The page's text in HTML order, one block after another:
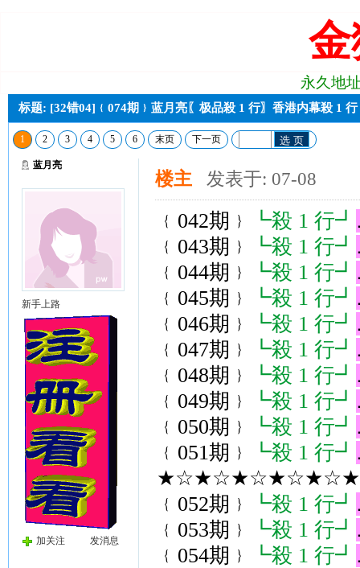
永久地
标题: [32错04]﹛074期﹜蓝月亮〖极品殺 1 行〗香港内幕殺 1
1 2 3 4 5 6 末页 下一页 选 页
蓝月亮
新手上路
加关注 发消息
楼主 发表于: 07-08
﹛042期﹜ ┗殺 1 行┛
﹛043期﹜
┗殺 1 行┛
﹛044期﹜
┗殺 1 行┛
﹛045期﹜
┗殺 1 行┛
﹛046期﹜
┗殺 1 行┛
﹛047期﹜
┗殺 1 行┛
﹛048期﹜
┗殺 1 行┛
﹛049期﹜
┗殺 1 行┛
﹛050期﹜
┗殺 1 行┛
﹛051期﹜
┗殺 1 行┛
﹛052期﹜
┗殺 1 行┛
﹛053期﹜
┗殺 1 行┛
﹛054期﹜
┗殺 1 行┛